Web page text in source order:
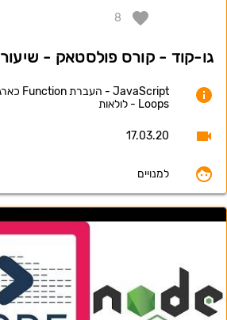
8
גו-קוד - קורס פולסטאק - שיעור 8
Loops - לולאות
17.03.20
למנויים